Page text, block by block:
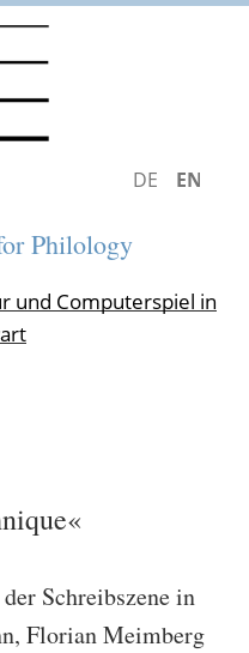
DEUTSCH
Philology
und Computerspiel in
Schreibszene in
Florian Meimberg